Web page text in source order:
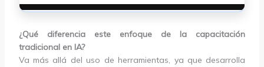
¿Qué diferencia este enfoque de la capacitación
tradicional en IA?
Va más allá del uso de herramientas, ya que desarrolla